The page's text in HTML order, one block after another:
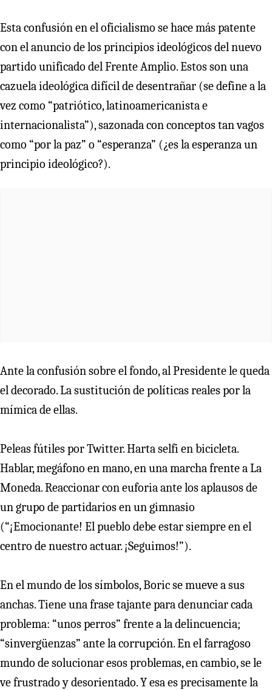
Esta confusión en el oficialismo se hace más patente
con el anuncio de los principios ideológicos del nuevo
partido unificado del Frente Amplio. Estos son una
cazuela ideológica difícil de desentrañar (se define a la
vez como “patriótico, latinoamericanista e
internacionalista”), sazonada con conceptos tan vagos
como “por la paz” o “esperanza” (¿es la esperanza un
principio ideológico?).
Ante la confusión sobre el fondo, al Presidente le queda
el decorado. La sustitución de políticas reales por la
mímica de ellas.
Peleas fútiles por Twitter. Harta selfi en bicicleta.
Hablar, megáfono en mano, en una marcha frente a La
Moneda. Reaccionar con euforia ante los aplausos de
un grupo de partidarios en un gimnasio
(“¡Emocionante! El pueblo debe estar siempre en el
centro de nuestro actuar. ¡Seguimos!”).
En el mundo de los símbolos, Boric se mueve a sus
anchas. Tiene una frase tajante para denunciar cada
problema: “unos perros” frente a la delincuencia;
“sinvergüenzas” ante la corrupción. En el farragoso
mundo de solucionar esos problemas, en cambio, se le
ve frustrado y desorientado. Y esa es precisamente la